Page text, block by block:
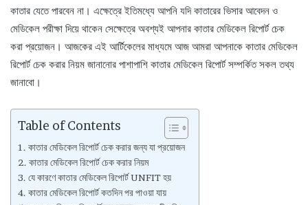
কাতার যেতে পারবেন না। এক্ষেত্রে ইতিমধ্যে আপনি যদি কাতারের ভিসার আবেদন ও
মেডিকেল পরীক্ষা দিয়ে থাকেন সেক্ষেত্রে অবশ্যই আপনার কাতার মেডিকেল রিপোর্ট চেক
করা প্রয়োজন। আজকের এই আর্টিকেলের মাধ্যমে আজ আমরা আপনাকে কাতার মেডিকেল
রিপোর্ট চেক করার নিয়ম জানানোর পাশাপাশি কাতার মেডিকেল রিপোর্ট সম্পর্কিত সকল তথ্য
জানাবো।
Table of Contents
কাতার মেডিকেল রিপোর্ট চেক করার জন্য যা প্রয়োজন
কাতার মেডিকেল রিপোর্ট চেক করার নিয়ম
যে কারণে কাতার মেডিকেল রিপোর্ট UNFIT হয়
কাতার মেডিকেল রিপোর্ট কতদিন পর পাওয়া যায়